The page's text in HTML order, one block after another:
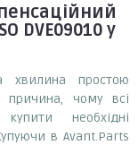
DVE09010 у
хвилина простою
причина, чому всі
необхідні
в Avant.Parts